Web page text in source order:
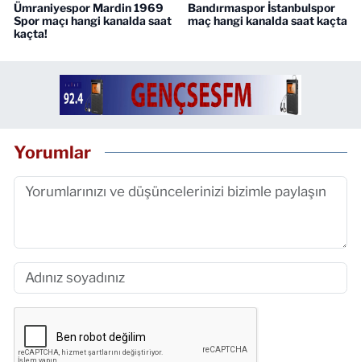
Ümraniyespor Mardin 1969
Spor maçı hangi kanalda saat
kaçta!
Bandırmaspor İstanbulspor
maç hangi kanalda saat kaçta
Yorumlar